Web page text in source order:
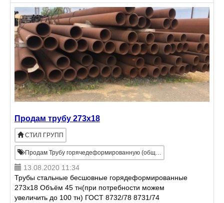
Продам трубу 273x18
СТИЛ ГРУПП
Продам Трубу горячедеформированную (общего назначения)
13.08.2020 11:34
Трубы стальные бесшовные горядеформированные
273х18 Объём 45 тн(при потребности можем
увеличить до 100 тн) ГОСТ 8732/78 8731/74